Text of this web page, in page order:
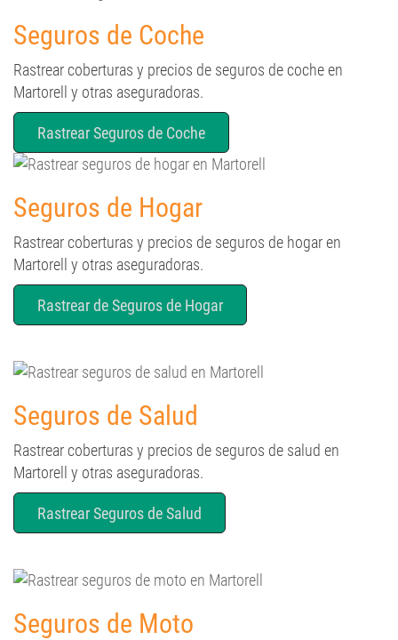
Seguros de Coche
Rastrear coberturas y precios de seguros de coche en
Martorell y otras aseguradoras.
Rastrear Seguros de Coche
Seguros de Hogar
Rastrear coberturas y precios de seguros de hogar en
Martorell y otras aseguradoras.
Rastrear de Seguros de Hogar
Seguros de Salud
Rastrear coberturas y precios de seguros de salud en
Martorell y otras aseguradoras.
Rastrear Seguros de Salud
Seguros de Moto